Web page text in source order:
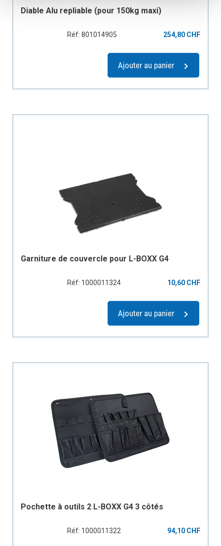
Diable Alu repliable (pour 150kg maxi)
Réf: 801014905 254,80 CHF
Ajouter au panier
Garniture de couvercle pour L-BOXX G4
Réf: 1000011324 10,60 CHF
Ajouter au panier
Pochette à outils 2 L-BOXX G4 3 côtés
Réf: 1000011322 94,10 CHF